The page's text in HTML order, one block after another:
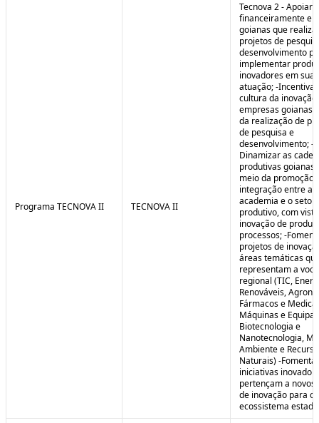
Programa TECNOVA II TECNOVA II
Tecnova 2 - Apoiar
financeiramente
goianas que
projetos de
desenvolvimento
implementar
inovadores em sua
atuação; -
cultura da inovação
empresas goianas
da realização de
de pesquisa e
desenvolvimento; -
Dinamizar as
produtivas goianas
meio da promoção
integração entre a
academia e o setor
produtivo, com
inovação de
processos; -
projetos de
áreas temáticas
representam a
regional (TIC,
Renováveis,
Fármacos e
Máquinas e
Biotecnologia e
Nanotecnologia,
Ambiente e
Naturais) -Fomentar
iniciativas
pertençam a novos
de inovação para o
ecossistema